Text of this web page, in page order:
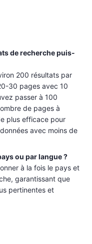
de recherche puis-
200 résultats par
30 pages avec 10
passer à 100
de pages à
plus efficace pour
avec moins de
ou par langue ?
à la fois le pays et
garantissant que
pertinentes et